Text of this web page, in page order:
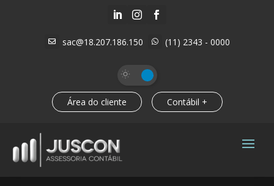
  
 sac@18.207.186.150  (11) 2343 - 0000
Área do cliente Contábil +